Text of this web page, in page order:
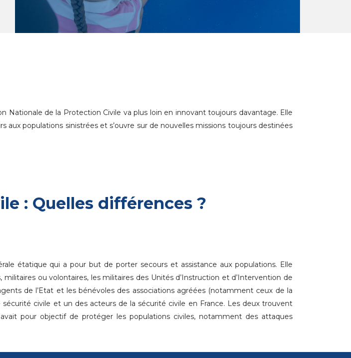
Nationale de la Protection Civile va plus loin en innovant toujours davantage. Elle
aux populations sinistrées et s’ouvre sur de nouvelles missions toujours destinées
: Quelles différences ?
étatique qui a pour but de porter secours et assistance aux populations. Elle
ou volontaires, les militaires des Unités d’Instruction et d’Intervention de
de l’Etat et les bénévoles des associations agréées (notamment ceux de la
civile et un des acteurs de la sécurité civile en France. Les deux trouvent
pour objectif de protéger les populations civiles, notamment des attaques